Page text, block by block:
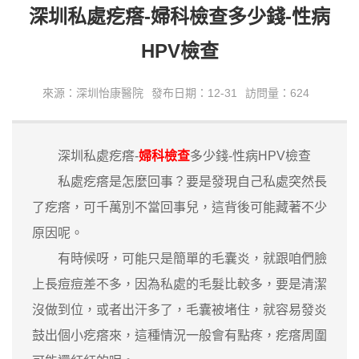
深圳私處疙瘩-婦科檢查多少錢-性病
HPV檢查
來源：深圳怡康醫院 發布日期：12-31 訪問量：624
深圳私處疙瘩-婦科檢查多少錢-性病HPV檢查
私處疙瘩是怎麼回事？要是發現自己私處突然長
了疙瘩，可千萬別不當回事兒，這背後可能藏著不少
原因呢。
有時候呀，可能只是簡單的毛囊炎，就跟咱們臉
上長痘痘差不多，因為私處的毛髮比較多，要是清潔
沒做到位，或者出汗多了，毛囊被堵住，就容易發炎
鼓出個小疙瘩來，這種情況一般會有點疼，疙瘩周圍